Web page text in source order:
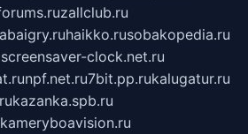
zallclub.ru
haikko.rusobakopedia.ru
screensaver-clock.net.ru
npf.net.ru7bit.pp.rukalugatur.ru
kazanka.spb.ru
kameryboavision.ru